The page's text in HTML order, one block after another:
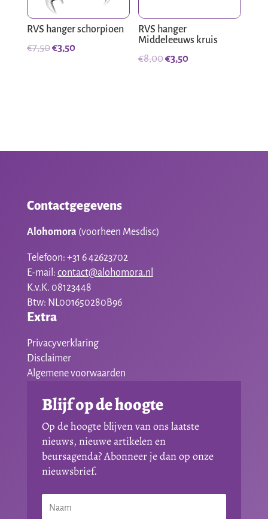
RVS hanger schorpioen
€7,50Oorspronkelijke
€3,50Huidige
RVS hanger
Middeleeuws kruis
€8,00Oorspronkelijke
€3,50Huidige
Contactgegevens
Alohomora (voorheen Mesdisc)
Telefoon: +31 6 42623702
E-mail: contact@alohomora.nl
K.v.K. 08123448
Btw: NL001650280B96
Extra
Privacyverklaring
Disclaimer
Algemene voorwaarden
Blijf op de hoogte
Op de hoogte blijven van ons laatste
nieuws, nieuwe artikelen en
beursagenda? Abonneer je dan op onze
nieuwsbrief.